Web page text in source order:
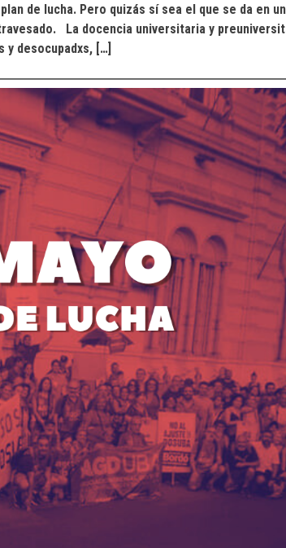
de lucha. Pero quizás sí sea el que se da en
La docencia universitaria y
y desocupadxs, […]